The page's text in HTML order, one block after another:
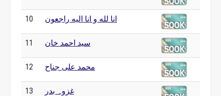
10 انا لله و انا الیه راجعون
11 سید احمد خان
12 محمد علی جناح
13 غزوہ بدر